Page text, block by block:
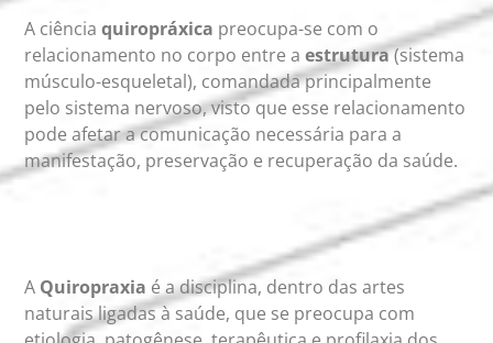
A ciênciaquiropráxica preocupa-se com o
relacionamento no corpo entre aestrutura(sistema
músculo-esqueletal), comandada principalmente
pelo sistema nervoso, visto que esse relacionamento
pode afetar a comunicação necessária para a
manifestação, preservação e recuperação da saúde.
A Quiropraxia é a disciplina, dentro das artes
naturais ligadas à saúde, que se preocupa com